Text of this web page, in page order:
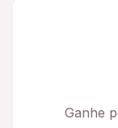
Ganhe